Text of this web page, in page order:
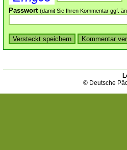
Passwort (damit Sie Ihren Kommentar ggf.
© Deutsche